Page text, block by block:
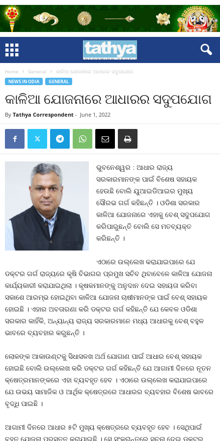
Home General କାଳିଆ ଯୋଜନାରେ ଆଧାରର ସଦୁପଯୋଗ
NEWS IN ODIA GENERAL
କାଳିଆ ଯୋଜନାରେ ଆଧାରର ସଦୁପଯୋଗ
By Tathya Correspondent - June 1, 2022
ଭୁବନେଶ୍ୱର : ଆଧାର ରାଜ୍ୟ
ସରକାରମାନଙ୍କ ପାଇଁ ବିଶେଷ ସହାୟକ
ହେଉଛି ବୋଲି ୟୁଆଇଡିଆଇର ମୁଖ୍ୟ
ସୌରଭ ଗର୍ଗ କହିଛନ୍ତି । ଓଡିଶା ସରକାର
କାଳିଆ ଯୋଜନାରେ ଏହାକୁ ବେଶ୍‍ ସଦୁପଯୋଗ
କରିପାରୁଛନ୍ତି ବୋଲି ସେ ମତବ୍ୟକ୍ତ
କରିଛନ୍ତି ।
ଏଠାରେ ଉଲ୍ଲେଖ କରାଯାଇପାରେ ଯେ
ଡକ୍ଟର ଗର୍ଗ ରାଜ୍ୟରେ କୃଷି ବିଭାଗର ପ୍ରମୁଖ ସଚିବ ଥିବାବେଳେ କାଳିଆ ଯୋଜନା
କାର୍ଯ୍ୟକାରୀ କରାଯାଇଥିଲା । କୃଷକମାନଙ୍କୁ ଅନୁଦାନ ଦେଇ ସହାୟତା କରିବା
ସକାଶେ ଆରମ୍ଭ ହୋଇଥିବା କାଳିଆ ଯୋଜନା ଚାଷୀମାନଙ୍କ ପାଇଁ ବେଶ୍‍ ସହାୟକ
ହୋଇଛି । ଏହାର ଅବତାରଣା କରି ଡକ୍ଟର ଗର୍ଗ କହିଛନ୍ତି ଯେ କେବଳ ଓଡିଶା
ସରକାର କାହିଁକି, ଅନ୍ୟାନ୍ୟ ରାଜ୍ୟ ସରକାରମାନେ ମଧ୍ୟ ଆଧାରକୁ ବେଶ୍‍ ବହୁଳ
ଭାବରେ ବ୍ୟବହାର କରୁଛନ୍ତି ।
ଲୋକଙ୍କ ଆକାଉଣ୍ଟକୁ ସିଧାସଳଖ ଅର୍ଥ ଯୋଗାଣ ପାଇଁ ଆଧାର ବେଶ୍‍ ସହାୟକ
ହୋଇଛି ବୋଲି ଉଲ୍ଲେଖ କରି ଡକ୍ଟର ଗର୍ଗ କହିଛନ୍ତି ଯେ ଆଗାମୀ ଦିନରେ ନୂତନ
କ୍ଷେତ୍ରମାନଙ୍କରେ ଏହା ବ୍ୟବହୃତ ହେବ । ଏଠାରେ ଉଲ୍ଲେଖ କରାଯାଇପାରେ
ଯେ ଉଭୟ ସାମାଜିକ ଓ ଆର୍ଥିକ କ୍ଷେତ୍ରରେ ଆଧାରର ବ୍ୟବହାର ବିଶେଷ ଭାବରେ
ବୃଦ୍ଧି ପାଇଛି ।
ଆଗାମୀ ଦିନରେ ଆଧାର ୫ଟି ମୁଖ୍ୟ କ୍ଷେତ୍ରରେ ବ୍ୟବହୃତ ହେବ । ସେଥିପାଇଁ
ବୃହତ୍‍ ଯୋଜନା ପ୍ରସ୍ତୁତ କରାଯାଇଛି । ସେ ସଂକ୍ରାନ୍ତରେ ସୂଚନା ଦେଇ ଡକ୍ଟର